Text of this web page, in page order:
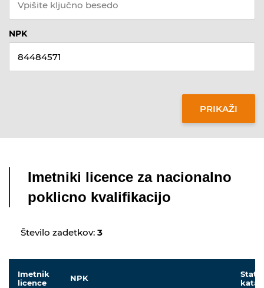
NPK
Imetniki licence za nacionalno
poklicno kvalifikacijo
Število zadetkov: 3
Imetnik
licence
NPK